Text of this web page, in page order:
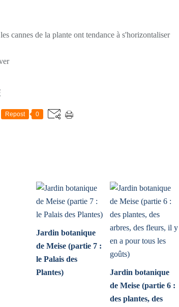
cannes de la plante ont tendance à s'horizontaliser
Repost 0
Jardin botanique
de Meise (partie 7 :
le Palais des
Plantes)
Jardin botanique
de Meise (partie 6 :
des plantes, des